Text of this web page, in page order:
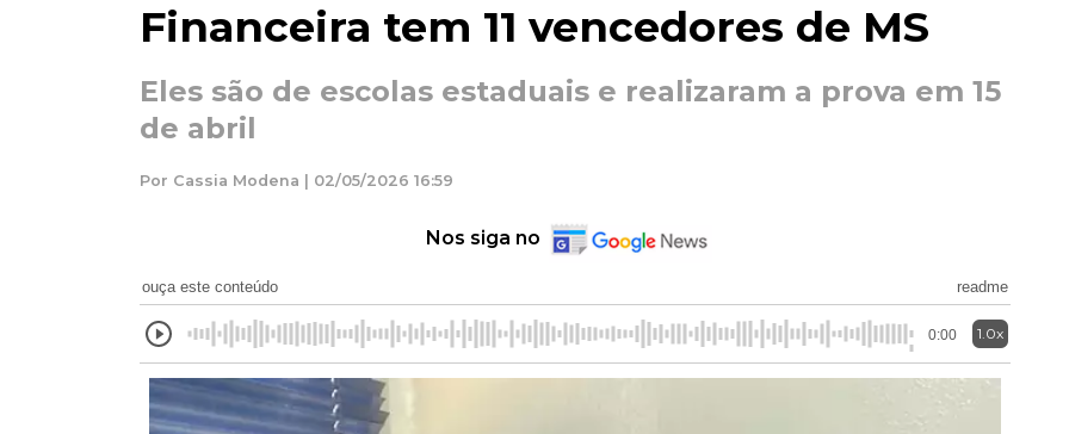
Financeira tem 11 vencedores de MS
Eles são de escolas estaduais e realizaram a prova em 15
de abril
Por Cassia Modena | 02/05/2026 16:59
Nos siga no
ouça este conteúdo readme
0:00 1.0x